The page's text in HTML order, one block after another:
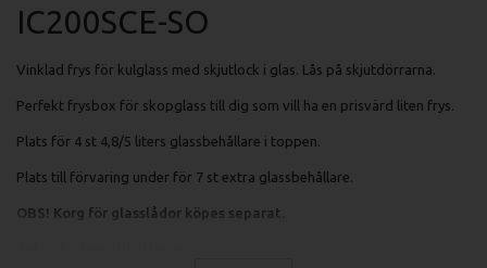
IC200SCE-SO
Vinklad frys för kulglass med skjutlock i glas. Lås på skjutdörrarna.
Perfekt frysbox för skopglass till dig som vill ha en prisvärd liten frys.
Plats för 4 st 4,8/5 liters glassbehållare i toppen.
Plats till förvaring under för 7 st extra glassbehållare.
OBS! Korg för glasslådor köpes separat.